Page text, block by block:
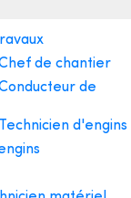
de chantier
de
d'engins